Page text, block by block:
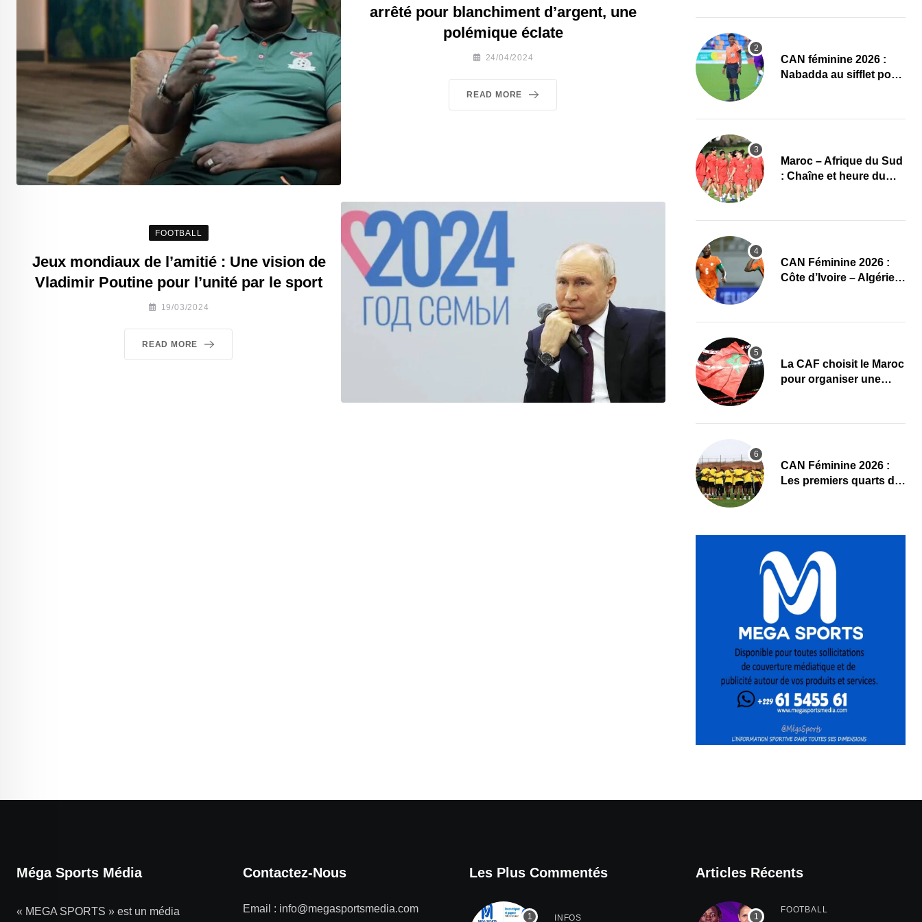
arrêté pour blanchiment d’argent, une
polémique éclate
24/04/2024
READ MORE
FOOTBALL
Jeux mondiaux de l’amitié : Une vision de
Vladimir Poutine pour l’unité par le sport
19/03/2024
READ MORE
‎CAN féminine 2026 :
Nabadda au sifflet pour
Maroc – Afrique du Sud
: Chaîne et heure du
CAN Féminine 2026 :
Côte d’Ivoire – Algérie,
La CAF choisit le Maroc
pour organiser une
CAN Féminine 2026 :
Les premiers quarts de
Méga Sports Média
« MEGA SPORTS » est un média
Contactez-Nous
Email : info@megasportsmedia.com
Les Plus Commentés
INFOS
Articles Récents
FOOTBALL